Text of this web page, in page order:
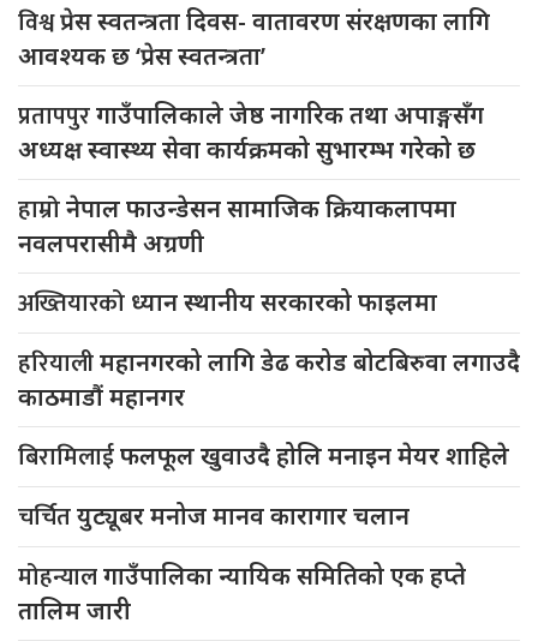
विश्वप्रेस स्वतन्त्रता दिवस- वातावरण संरक्षणका लागि
आवश्यक छ ‘प्रेस स्वतन्त्रता’
प्रतापपुरगाउँपालिकाले जेष्ठ नागरिक तथा अपाङ्गसँग
अध्यक्ष स्वास्थ्य सेवा कार्यक्रमको सुभारम्भ गरेको छ
हाम्रोनेपाल फाउन्डेसन सामाजिक क्रियाकलापमा
नवलपरासीमै अग्रणी
अख्तियारको ध्यान स्थानीय सरकारको फाइलमा
हरियालीमहानगरको लागि डेढ करोड बोटबिरुवा लगाउदै
काठमाडौं महानगर
बिरामिलाईफलफूल खुवाउदै होलि मनाइन मेयर शाहिले
चर्चितयुट्यूबर मनोज मानव कारागार चलान
मोहन्यालगाउँपालिका न्यायिक समितिको एक हप्ते
तालिम जारी